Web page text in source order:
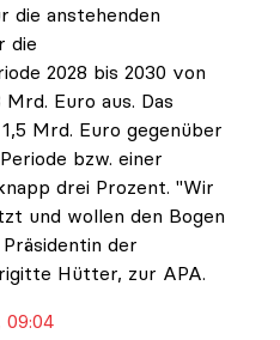
die anstehenden
die
2028 bis 2030 von
Euro aus. Das
Mrd. Euro gegenüber
bzw. einer
drei Prozent. "Wir
und wollen den Bogen
der
Hütter, zur APA.
09:04